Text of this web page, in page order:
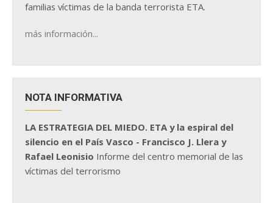
familias víctimas de la banda terrorista ETA.
más información...
NOTA INFORMATIVA
LA ESTRATEGIA DEL MIEDO. ETA y la espiral del
silencio en el País Vasco - Francisco J. Llera y
Rafael Leonisio Informe del centro memorial de las
víctimas del terrorismo